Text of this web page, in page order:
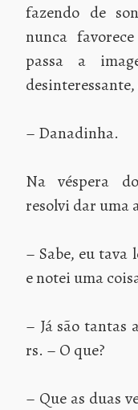
fazendo de
nunca
passa a
– Danadinha.
Na véspera
resolvi dar uma
– Sabe, eu tava
e notei uma
– Já são tantas
rs. – O que?
– Que as duas